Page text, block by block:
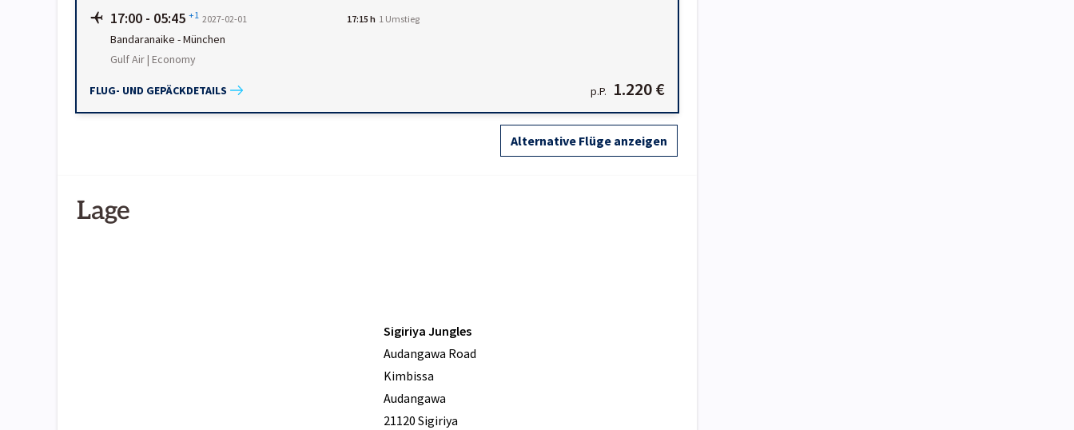
17:00 - 05:45 +1 2027-02-01 17:15 h 1 Umstieg
Bandaranaike -München
Gulf Air | Economy
FLUG- UND GEPÄCKDETAILS p.P. 1.220 €
Alternative Flüge anzeigen
Lage
Sigiriya Jungles
Audangawa Road
Kimbissa
Audangawa
21120 Sigiriya